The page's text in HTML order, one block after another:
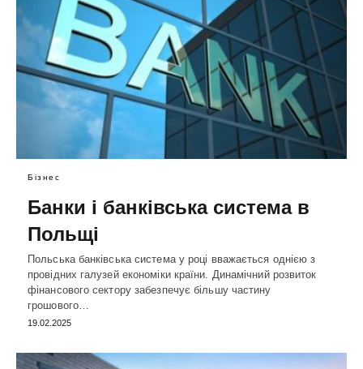
Бізнес
Банки і банківська система в
Польщі
Польська банківська система у році вважається однією з
провідних галузей економіки країни. Динамічний розвиток
фінансового сектору забезпечує більшу частину
грошового…
19.02.2025